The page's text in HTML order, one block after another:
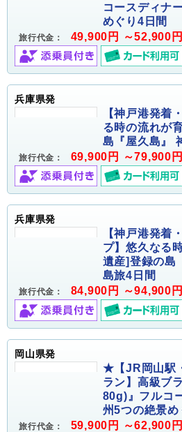
コースディナ
めぐり4日間
旅行代金： 49,900円 ～52,900円
兵庫県発
【神戸港発着
る時の流れが
島『屋久島』
旅行代金： 69,900円 ～79,900円
兵庫県発
【神戸港発着
プ】悠久なる
遺産]登録の島
島旅4日間
旅行代金： 84,900円 ～94,900円
岡山県発
★【JR岡山駅
ラン】高級ブ
80g)』フルコ
州5つの絶景め
旅行代金： 59,900円 ～62,900円